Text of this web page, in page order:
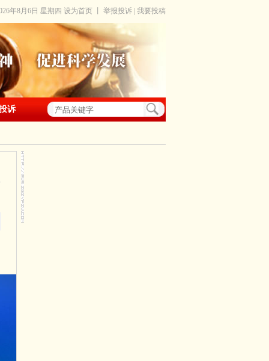
年8月6日 星期四 设为首页 举报投诉 我要投稿
诉